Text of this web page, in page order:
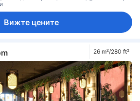
Вижте цените
26 m²/280 ft²